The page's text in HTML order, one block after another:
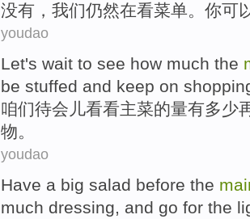
没有 ， 我们仍然在看菜单。 你可
youdao
Let's wait to see how much the
be stuffed and keep on
咱们待会儿看看主菜的量有多少
物。
youdao
Have a big salad before the
much dressing, and go for the